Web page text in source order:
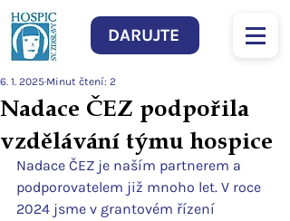
DARUJTE
Nadace ČEZ podpořila
vzdělávání týmu hospice
6. 1. 2025 Minut čtení: 2
Nadace ČEZ je naším partnerem a
podporovatelem již mnoho let. V roce
2024 jsme v grantovém řízení